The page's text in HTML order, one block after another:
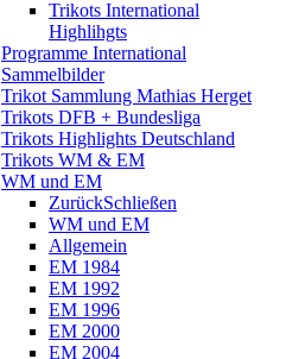
Trikots International
Highlihgts
Programme International
Sammelbilder
Trikot Sammlung Mathias Herget
Trikots DFB + Bundesliga
Trikots Highlights Deutschland
Trikots WM & EM
WM und EM
ZurückSchließen
WM und EM
Allgemein
EM 1984
EM 1992
EM 1996
EM 2000
EM 2004